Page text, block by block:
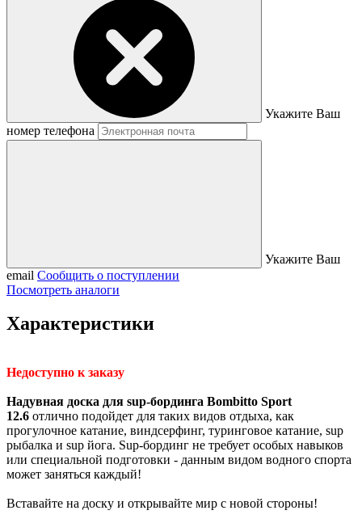
Укажите Ваш
номер телефона
Укажите Ваш
email Сообщить о поступлении
Посмотреть аналоги
Характеристики
Недоступно к заказу
Надувная доска для sup-бординга Bombitto Sport
12.6 отлично подойдет для таких видов отдыха, как
прогулочное катание, виндсерфинг, туринговое катание, sup
рыбалка и sup йога. Sup-бординг не требует особых навыков
или специальной подготовки - данным видом водного спорта
может заняться каждый!
Вставайте на доску и открывайте мир с новой стороны!